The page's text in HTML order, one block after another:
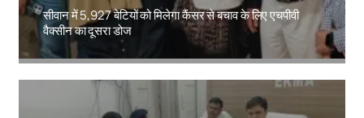
सीवान में 5,927 बेटियों को मिलेगा कैंसर से बचाव के लिए एचपीवी
वैक्सीन का दूसरा डोज
Amit Lekh